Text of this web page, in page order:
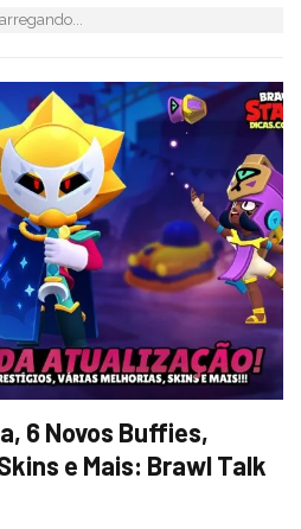
6 Novos Buffies,
e Mais: Brawl Talk